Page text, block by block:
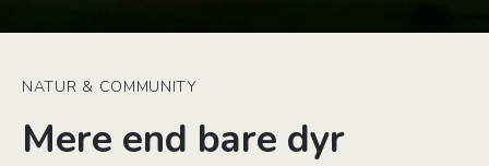
NATUR & COMMUNITY
Mere end bare dyr